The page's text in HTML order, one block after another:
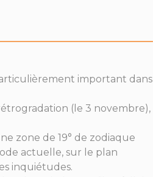
important dans
(le 3 novembre),
zone de 19° de zodiaque
actuelle, sur le plan
inquiétudes.